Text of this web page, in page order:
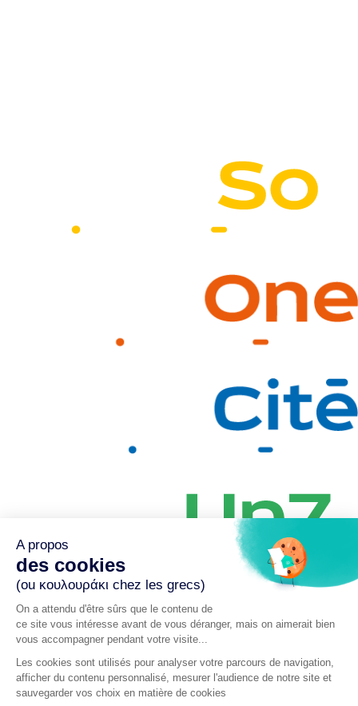
Paris – Lyon – Bordeaux – Rennes – Nantes – Chambéry –
Madrid
A propos
des cookies
(ou κουλουράκι chez les grecs)
On a attendu d'être sûrs que le contenu de
ce site vous intéresse avant de vous déranger, mais on aimerait bien
vous accompagner pendant votre visite...
Les cookies sont utilisés pour analyser votre parcours de navigation,
afficher du contenu personnalisé, mesurer l'audience de notre site et
sauvegarder vos choix en matière de cookies